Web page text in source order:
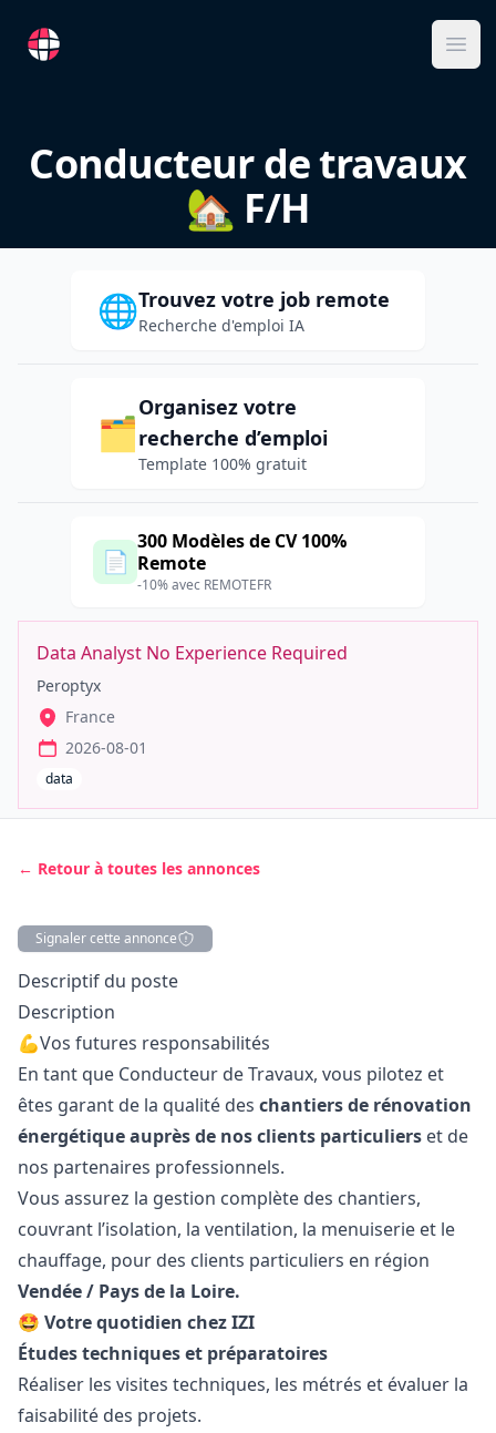
RemoteFR
Conducteur de travaux
🏡 F/H
🌐Trouvez votre job remote
Recherche d'emploi IA
🗂️
Organisez votre
recherche d’emploi
Template 100% gratuit
📄
300 Modèles de CV 100%
Remote
-10% avec REMOTEFR
Data Analyst No Experience Required
Peroptyx
France
2026-08-01
data
← Retour à toutes les annonces
Signaler cette annonce
Description
Descriptif du poste
Description
💪Vos futures responsabilités
En tant que Conducteur de Travaux, vous pilotez et
êtes garant de la qualité des chantiers de rénovation
énergétique auprès de nos clients particuliers et de
nos partenaires professionnels.
Vous assurez la gestion complète des chantiers,
couvrant l’isolation, la ventilation, la menuiserie et le
chauffage, pour des clients particuliers en région
Vendée / Pays de la Loire.
🤩 Votre quotidien chez IZI
Études techniques et préparatoires
Réaliser les visites techniques, les métrés et évaluer la
faisabilité des projets.